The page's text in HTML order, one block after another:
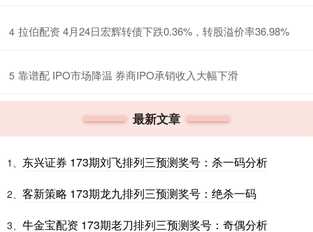
4 ​拉伯配资 4月24日宏辉转债下跌0.36%，转股溢价率36.98%
5 ​靠谱配 IPO市场降温 券商IPO承销收入大幅下滑
最新文章
1、 东兴证券 173期刘飞排列三预测奖号：杀一码分析
2、 客新策略 173期龙九排列三预测奖号：绝杀一码
3、 牛金宝配资 173期老刀排列三预测奖号：奇偶分析